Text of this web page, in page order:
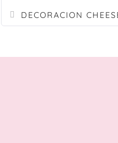
DECORACION